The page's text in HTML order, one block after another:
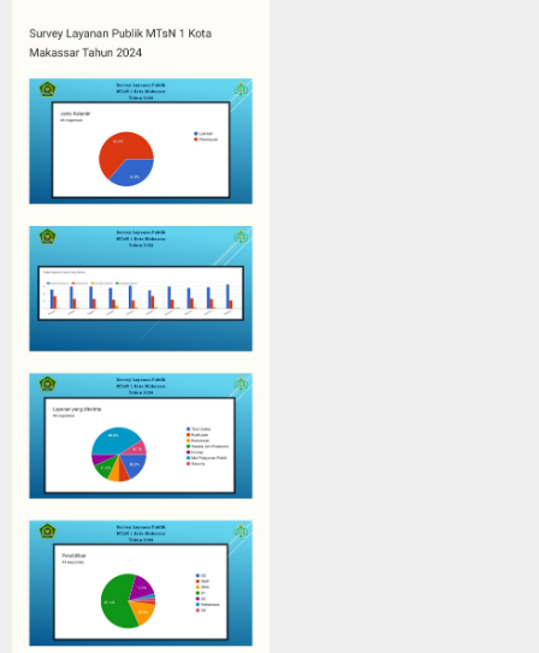
Video
Gallery
Layanan BK
E-Jadwal
Perpustakaan Digital
Survey Kepuasan Layanan Publik
E-Komite
Lab-IPA
Setiap Mata Pelajaran
Zona Integritas(ZI)